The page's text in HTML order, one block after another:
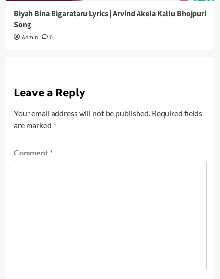
Biyah Bina Bigarataru Lyrics | Arvind Akela Kallu Bhojpuri
Song
Admin 0
Leave a Reply
Your email address will not be published. Required fields
are marked *
Comment *